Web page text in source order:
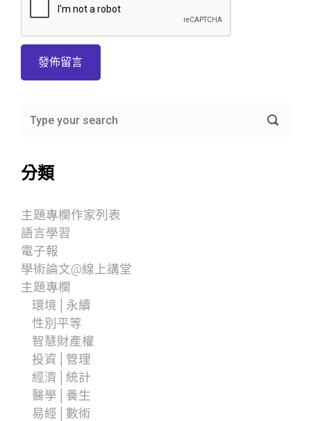
分類
主題專欄作家列表
語言學習
電子報
學術論文@線上講堂
主題專欄
環境│永續
性別平等
智慧財產權
投資│管理
經濟│統計
醫學│養生
易經│數術